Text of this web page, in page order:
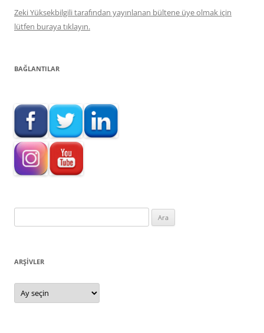
Zeki Yüksekbilgili tarafından yayınlanan bültene üye olmak için
lütfen buraya tıklayın.
BAĞLANTILAR
ARŞIVLER
Arşivler